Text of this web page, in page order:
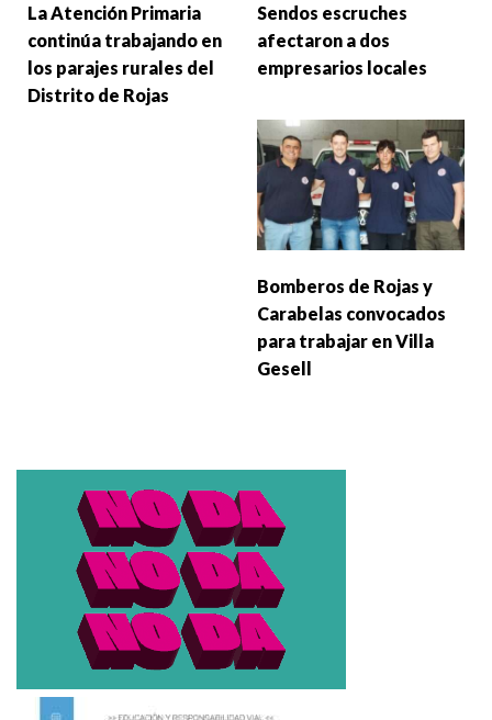
La Atención Primaria
continúa trabajando en
los parajes rurales del
Distrito de Rojas
Sendos escruches
afectaron a dos
empresarios locales
Bomberos de Rojas y
Carabelas convocados
para trabajar en Villa
Gesell